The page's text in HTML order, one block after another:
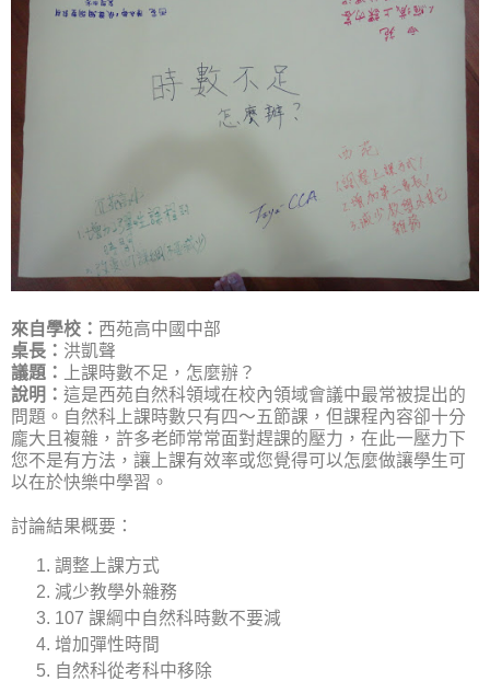
來自學校： 西苑高中國中部
桌長： 洪凱聲
議題：
上課時數不足，怎麼辦？
說明： 這是西苑自然科領域在校內領域會議中最常被提出的
問題。自然科上課時數只有四～五節課，但課程內容卻十分
龐大且複雜，許多老師常常面對趕課的壓力，在此一壓力下
您不是有方法，讓上課有效率或您覺得可以怎麼做讓學生可
以在於快樂中學習。
討論結果概要：
調整上課方式
減少教學外雜務
107 課綱中自然科時數不要減
增加彈性時間
自然科從考科中移除